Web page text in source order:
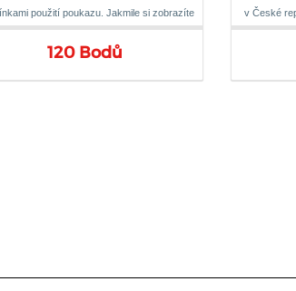
použití poukazu. Jakmile si zobrazíte
kód, poukaz již není možné vrátit.
120 Bodů
v České